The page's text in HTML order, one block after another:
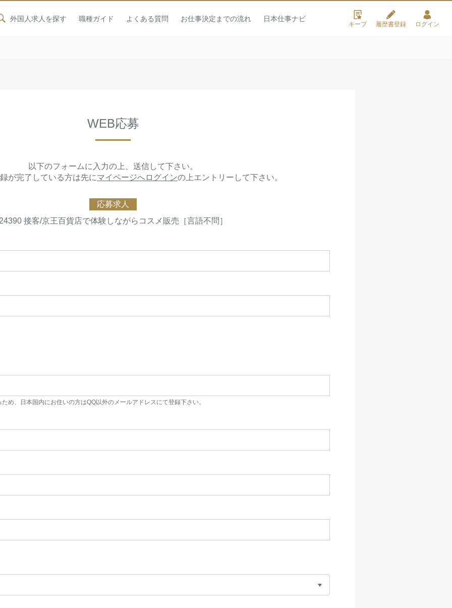
外国人求人を探す 職種ガイド よくある質問 お仕事決定までの流れ 日本仕事ナビ
キープ 履歴書登録 ログイン
WEB応募
以下のフォームに入力の上、送信して下さい。
が完了している方は先にマイページへログインの上エントリーして下さい。
応募求人
接客/京王百貨店で体験しながらコスメ販売［言語不問］
め、日本国内にお住いの方はQQ以外のメールアドレスにて登録下さい。